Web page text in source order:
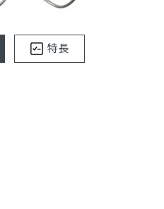
特長